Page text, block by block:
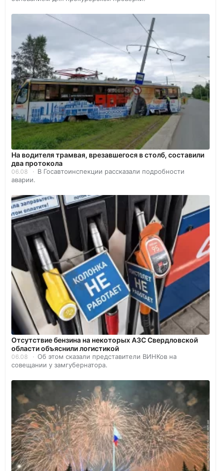
На водителя трамвая, врезавшегося в столб, составили
два протокола
06.08
В Госавтоинспекции рассказали подробности
аварии.
Отсутствие бензина на некоторых АЗС Свердловской
области объяснили логистикой
06.08
Об этом сказали представители ВИНКов на
совещании у замгубернатора.